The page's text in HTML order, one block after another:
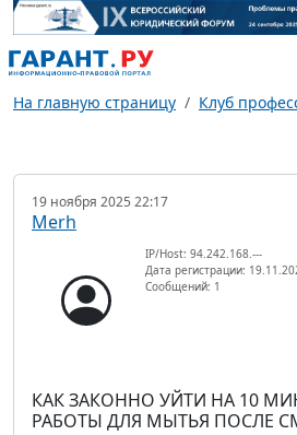
На главную страницу Клуб
19 ноября 2025 22:17
Merh
IP/Host: 94.242.168.---
Дата регистрации:
Сообщений: 1
КАК ЗАКОННО УЙТИ НА 10
РАБОТЫ ДЛЯ МЫТЬЯ ПОСЛЕ